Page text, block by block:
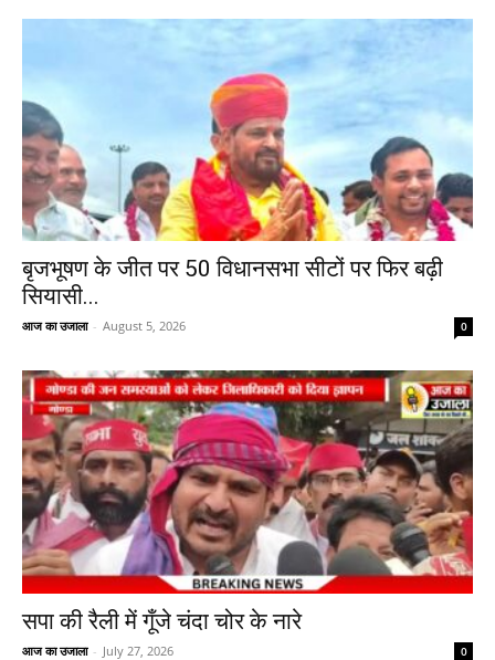
बृजभूषण के जीत पर 50 विधानसभा सीटों पर फिर बढ़ी
सियासी...
आज का उजाला - August 5, 2026 0
सपा की रैली में गूँजे चंदा चोर के नारे
आज का उजाला - July 27, 2026 0